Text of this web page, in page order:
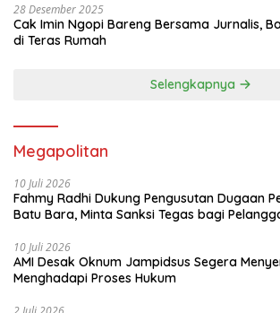
28 Desember 2025
Cak Imin Ngopi Bareng Bersama Jurnalis,
di Teras Rumah
Selengkapnya
Megapolitan
10 Juli 2026
Fahmy Radhi Dukung Pengusutan Dugaan
Batu Bara, Minta Sanksi Tegas bagi
10 Juli 2026
AMI Desak Oknum Jampidsus Segera
Menghadapi Proses Hukum